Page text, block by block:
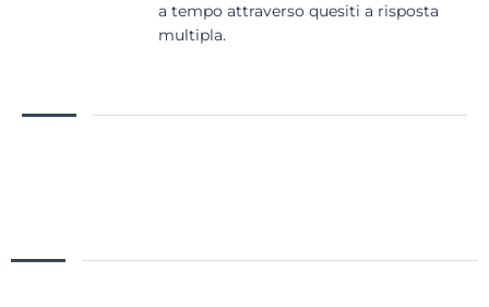
a tempo attraverso quesiti a risposta
multipla.